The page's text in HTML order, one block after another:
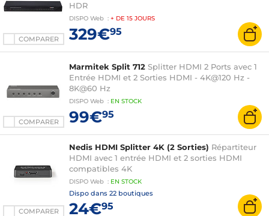
COMPARER
HDR
DISPO Web : + DE 15 JOURS
329€95
COMPARER
Marmitek Split 712 Splitter HDMI 2 Ports avec 1
Entrée HDMI et 2 Sorties HDMI - 4K@120 Hz -
8K@60 Hz
DISPO Web : EN STOCK
99€95
COMPARER
Nedis HDMI Splitter 4K (2 Sorties) Répartiteur
HDMI avec 1 entrée HDMI et 2 sorties HDMI
compatibles 4K
DISPO Web : EN STOCK
Dispo dans 22 boutiques
24€95